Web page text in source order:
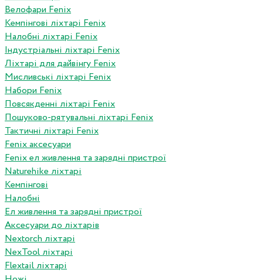
Велофари Fenix
Кемпінгові ліхтарі Fenix
Налобні ліхтарі Fenix
Індустріальні ліхтарі Fenix
Ліхтарі для дайвінгу Fenix
Мисливські ліхтарі Fenix
Набори Fenix
Повсякденні ліхтарі Fenix
Пошуково-рятувальні ліхтарі Fenix
Тактичні ліхтарі Fenix
Fenix аксесуари
Fenix ел живлення та зарядні пристрої
Naturehike ліхтарі
Кемпінгові
Налобні
Ел живлення та зарядні пристрої
Аксесуари до ліхтарів
Nextorch ліхтарі
NexTool ліхтарі
Flextail ліхтарі